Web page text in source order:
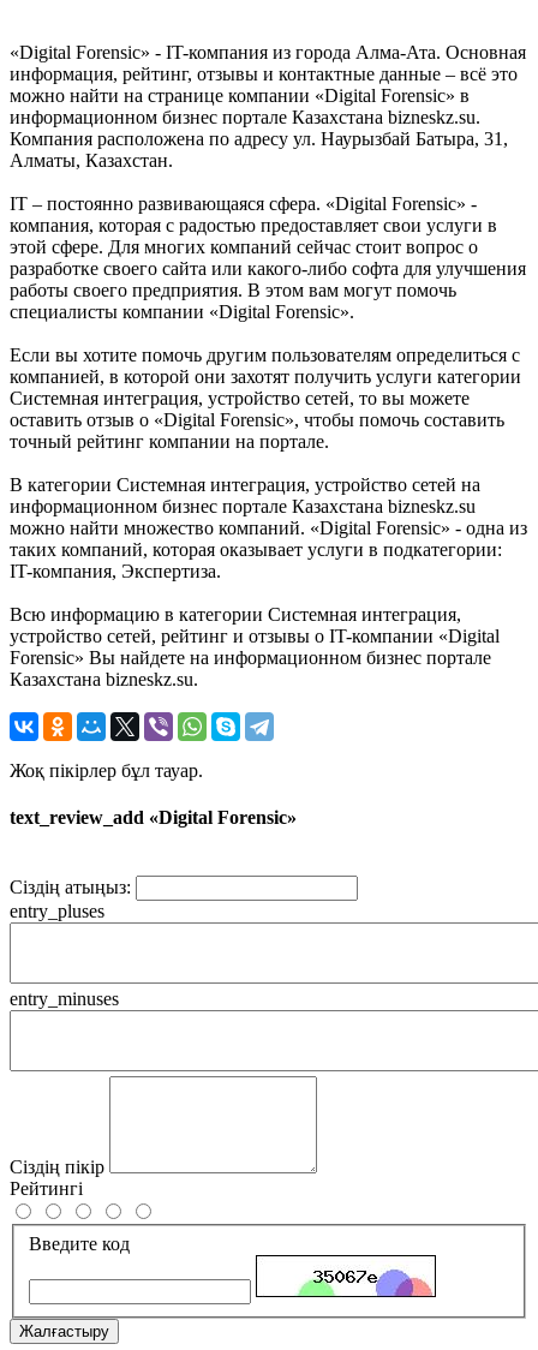
«Digital Forensic» - IT-компания из города Алма-Ата. Основная
информация, рейтинг, отзывы и контактные данные – всё это
можно найти на странице компании «Digital Forensic» в
информационном бизнес портале Казахстана bizneskz.su.
Компания расположена по адресу ул. Наурызбай Батыра, 31,
Алматы, Казахстан.
IT – постоянно развивающаяся сфера. «Digital Forensic» -
компания, которая с радостью предоставляет свои услуги в
этой сфере. Для многих компаний сейчас стоит вопрос о
разработке своего сайта или какого-либо софта для улучшения
работы своего предприятия. В этом вам могут помочь
специалисты компании «Digital Forensic».
Если вы хотите помочь другим пользователям определиться с
компанией, в которой они захотят получить услуги категории
Системная интеграция, устройство сетей, то вы можете
оставить отзыв о «Digital Forensic», чтобы помочь составить
точный рейтинг компании на портале.
В категории Системная интеграция, устройство сетей на
информационном бизнес портале Казахстана bizneskz.su
можно найти множество компаний. «Digital Forensic» - одна из
таких компаний, которая оказывает услуги в подкатегории:
IT-компания, Экспертиза.
Всю информацию в категории Системная интеграция,
устройство сетей, рейтинг и отзывы о IT-компании «Digital
Forensic» Вы найдете на информационном бизнес портале
Казахстана bizneskz.su.
Жоқ пікірлер бұл тауар.
text_review_add «Digital Forensic»
Сіздің атыңыз:
entry_pluses
entry_minuses
Сіздің пікір
Рейтингі
Введите код
Жалғастыру